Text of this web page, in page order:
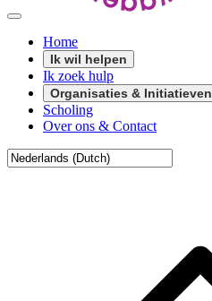
Home
Ik wil helpen
Ik zoek hulp
Organisaties & Initiatieven
Scholing
Over ons & Contact